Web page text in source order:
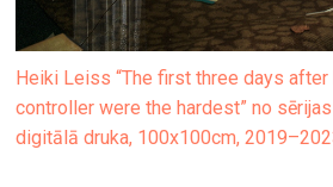
Heiki Leiss “The first three days
controller were the hardest” no
digitālā druka, 100x100cm,